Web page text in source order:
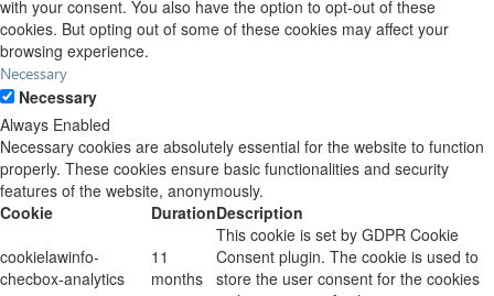
with your consent. You also have the option to opt-out of these
cookies. But opting out of some of these cookies may affect your
browsing experience.
Necessary
Necessary
Always Enabled
Necessary cookies are absolutely essential for the website to function
properly. These cookies ensure basic functionalities and security
features of the website, anonymously.
Cookie
DurationDescription
cookielawinfo-
checbox-analytics
11
months
This cookie is set by GDPR Cookie
Consent plugin. The cookie is used to
store the user consent for the cookies